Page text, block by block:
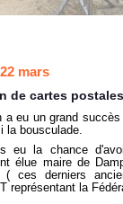
mars
de cartes
a eu un grand
la bousculade.
eu la chance
élue maire de
( ces derniers
représentant la